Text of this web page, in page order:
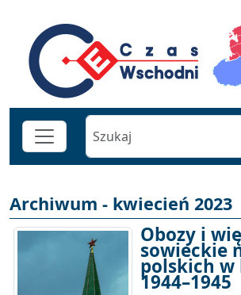
Archiwum - kwiecień 2023
Obozy i
sowieckie
polskich w
1944–1945